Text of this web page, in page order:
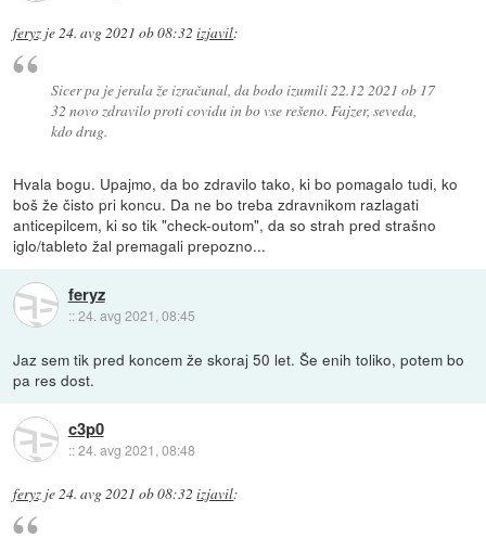
feryz je24. avg 2021 ob 08:32 izjavil:
Sicer pa je jerala že izračunal, da bodo izumili 22.12 2021 ob 17
32 novo zdravilo proti covidu in bo vse rešeno. Fajzer, seveda,
kdo drug.
Hvala bogu. Upajmo, da bo zdravilo tako, ki bo pomagalo tudi, ko
boš že čisto pri koncu. Da ne bo treba zdravnikom razlagati
anticepilcem, ki so tik "check-outom", da so strah pred strašno
iglo/tableto žal premagali prepozno...
feryz
::24. avg 2021, 08:45
Jaz sem tik pred koncem že skoraj 50 let. Še enih toliko, potem bo
pa res dost.
c3p0
::24. avg 2021, 08:48
feryz je24. avg 2021 ob 08:32 izjavil: